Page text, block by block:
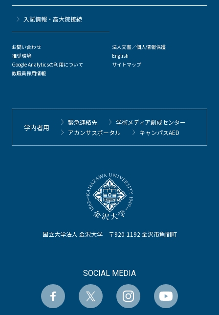
国立大学法人 金沢大学 〒920-1192 金沢市角間町
SOCIAL MEDIA
⼊試情報・高大院接続
お問い合わせ
推奨環境
Google Analyticsの利用について
教職員採用情報
法人文書／個人情報保護
English
サイトマップ
学内者用
緊急連絡先
学術メディア創成センター
アカンサスポータル
キャンパスAED